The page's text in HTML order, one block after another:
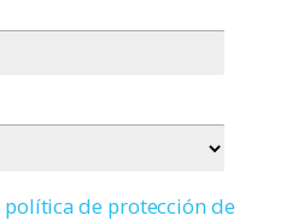
política de protección de